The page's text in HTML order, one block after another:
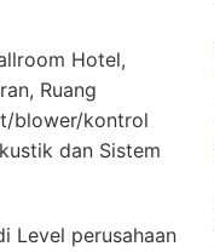
Hotel,
Ruang
blower/kontrol
dan Sistem
Level perusahaan